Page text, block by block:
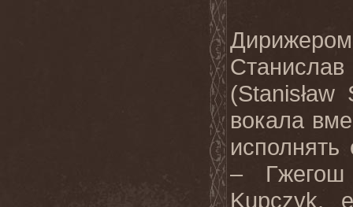
(Stanisław
вокала
исполнять
–
Kupczyk,